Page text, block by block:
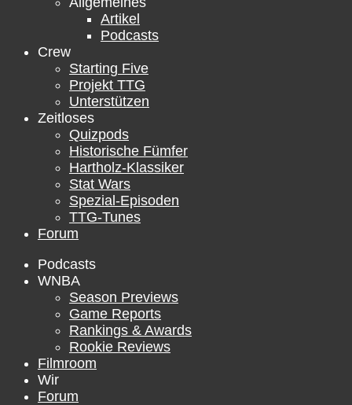
Artikel
Podcasts
Crew
Starting Five
Projekt TTG
Unterstützen
Zeitloses
Quizpods
Historische Fümfer
Hartholz-Klassiker
Stat Wars
Spezial-Episoden
TTG-Tunes
Forum
Podcasts
WNBA
Season Previews
Game Reports
Rankings & Awards
Rookie Reviews
Filmroom
Wir
Forum